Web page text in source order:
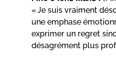
« Je suis vraiment
une emphase
exprimer un regret
désagrément plus